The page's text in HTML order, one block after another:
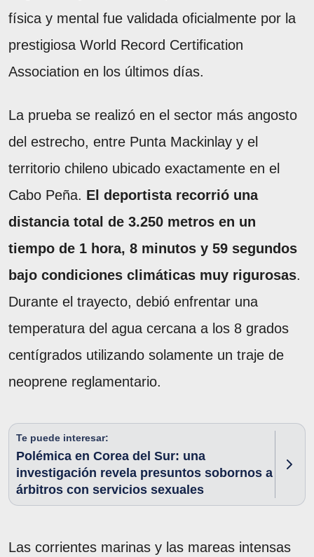
física y mental fue validada oficialmente por la
prestigiosa World Record Certification
Association en los últimos días.
La prueba se realizó en el sector más angosto
del estrecho, entre Punta Mackinlay y el
territorio chileno ubicado exactamente en el
Cabo Peña. El deportista recorrió una
distancia total de 3.250 metros en un
tiempo de 1 hora, 8 minutos y 59 segundos
bajo condiciones climáticas muy rigurosas.
Durante el trayecto, debió enfrentar una
temperatura del agua cercana a los 8 grados
centígrados utilizando solamente un traje de
neoprene reglamentario.
Te puede interesar:
Polémica en Corea del Sur: una
investigación revela presuntos sobornos a
árbitros con servicios sexuales
Las corrientes marinas y las mareas intensas